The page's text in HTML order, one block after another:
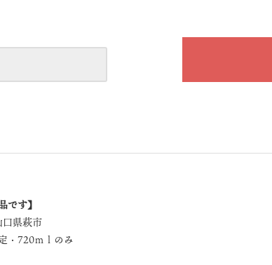
です】
県萩市
・720ｍｌのみ